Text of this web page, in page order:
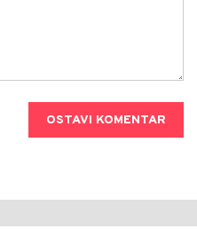
OSTAVI KOMENTAR